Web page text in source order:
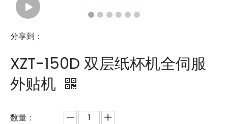
分享到：
XZT-150D 双层纸杯机全伺服
外贴机
数量：